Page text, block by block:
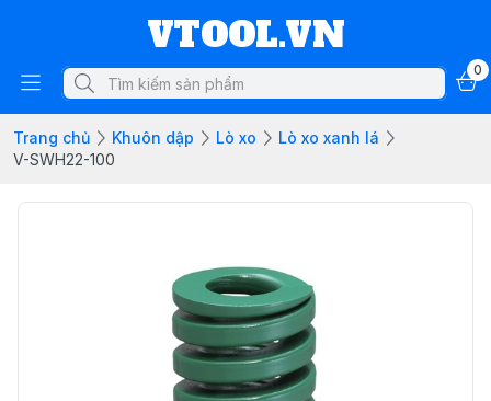
VTOOL.VN
0
Trang chủ Khuôn dập Lò xo
Lò xo xanh lá
V-SWH22-100